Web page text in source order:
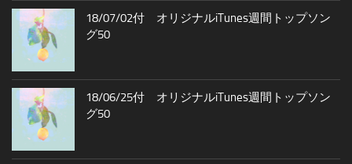
18/07/02付 オリジナルiTunes週間トップソン
グ50
18/06/25付 オリジナルiTunes週間トップソン
グ50